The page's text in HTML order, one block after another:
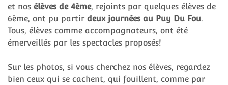
et nos élèves de 4ème, rejoints par quelques élèves de
6ème, ont pu partir deux journées au Puy Du Fou.
Tous, élèves comme accompagnateurs, ont été
émerveillés par les spectacles proposés!
Sur les photos, si vous cherchez nos élèves, regardez
bien ceux qui se cachent, qui fouillent, comme par